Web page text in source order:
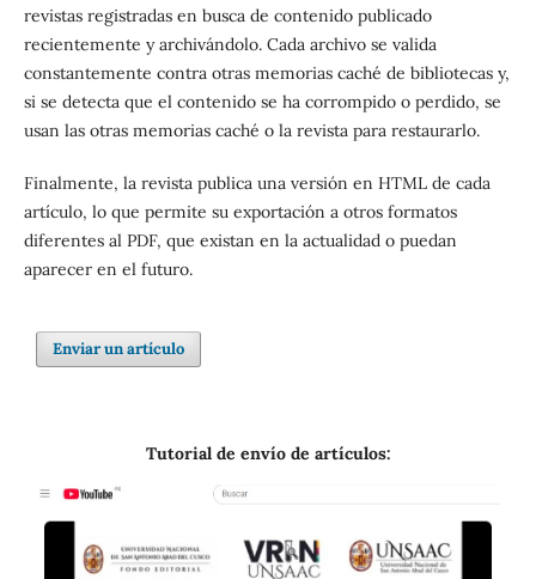
revistas registradas en busca de contenido publicado
recientemente y archivándolo. Cada archivo se valida
constantemente contra otras memorias caché de bibliotecas y,
si se detecta que el contenido se ha corrompido o perdido, se
usan las otras memorias caché o la revista para restaurarlo.
Finalmente, la revista publica una versión en HTML de cada
artículo, lo que permite su exportación a otros formatos
diferentes al PDF, que existan en la actualidad o puedan
aparecer en el futuro.
Enviar un artículo
Tutorial de envío de artículos: